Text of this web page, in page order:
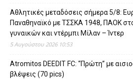
Αθλητικές μεταδόσεις σήμερα 5/8:
Παναθηναϊκό με ΤΣΣΚΑ 1948, ΠΑΟΚ
γυναικών και ντέρμπι Μίλαν – Ίντερ
5 Αυγούστου 2026 10:53
Atromitos DEEDIT FC: “Πρώτη” με
βλέψεις (70 pics)